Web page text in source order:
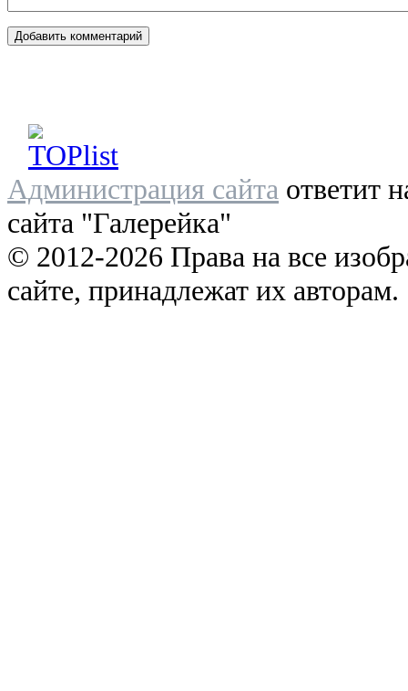
Администрация сайта ответит
сайта "Галерейка"
© 2012-2026 Права на все
сайте, принадлежат их авторам.